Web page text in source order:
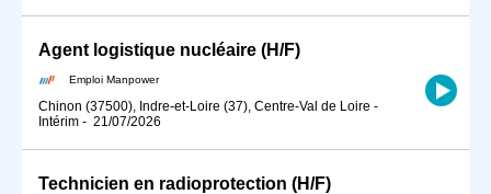
Agent logistique nucléaire (H/F)
Emploi Manpower
Chinon (37500), Indre-et-Loire (37), Centre-Val de Loire -
Intérim - 21/07/2026
Technicien en radioprotection (H/F)